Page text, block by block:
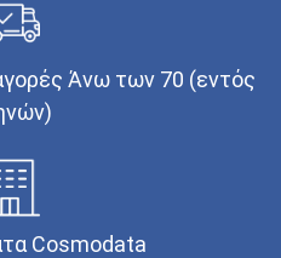
Άνω των 70 (εντός
Cosmodata